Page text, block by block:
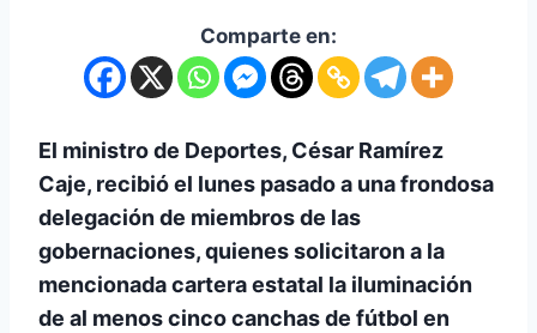
Comparte en:
El ministro de Deportes, César Ramírez
Caje, recibió el lunes pasado a una frondosa
delegación de miembros de las
gobernaciones, quienes solicitaron a la
mencionada cartera estatal la iluminación
de al menos cinco canchas de fútbol en